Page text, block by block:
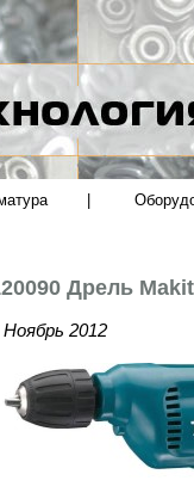
Дрель
Ноябрь 2012